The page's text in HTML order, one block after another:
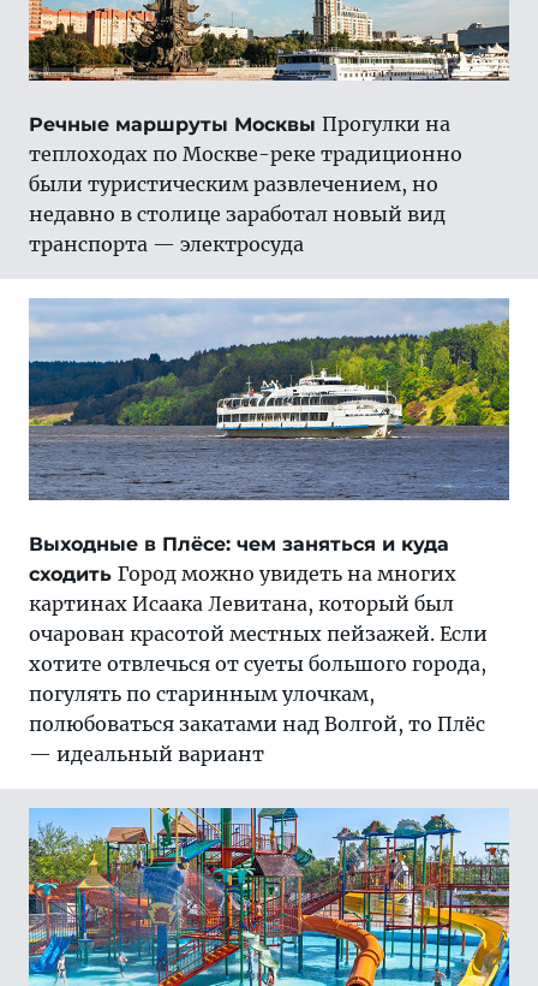
Речные маршруты Москвы Прогулки на
теплоходах по Москве-реке традиционно
были туристическим развлечением, но
недавно в столице заработал новый вид
транспорта — электросуда
Выходные в Плёсе: чем заняться и куда
сходить Город можно увидеть на многих
картинах Исаака Левитана, который был
очарован красотой местных пейзажей. Если
хотите отвлечься от суеты большого города,
погулять по старинным улочкам,
полюбоваться закатами над Волгой, то Плёс
— идеальный вариант